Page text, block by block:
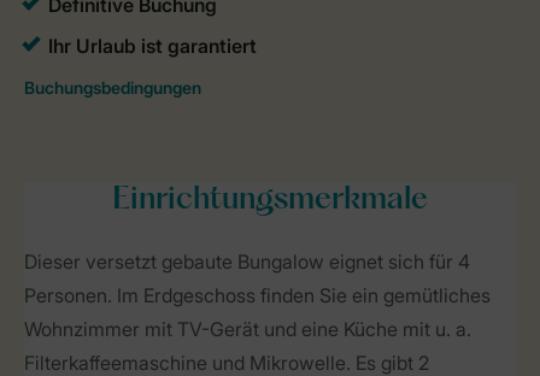
Einrichtungsmerkmale
Dieser versetzt gebaute Bungalow eignet sich für 4
Personen. Im Erdgeschoss finden Sie ein gemütliches
Wohnzimmer mit TV-Gerät und eine Küche mit u. a.
Filterkaffeemaschine und Mikrowelle. Es gibt 2